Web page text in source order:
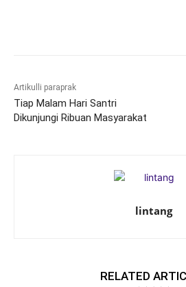
Artikulli paraprak
Tiap Malam Hari Santri
Dikunjungi Ribuan Masyarakat
lintang
RELATED